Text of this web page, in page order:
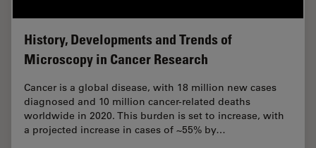
History, Developments and Trends of
Microscopy in Cancer Research
Cancer is a global disease, with 18 million new cases
diagnosed and 10 million cancer-related deaths
worldwide in 2020. This burden is set to increase, with
a projected increase in cases of ~55% by…